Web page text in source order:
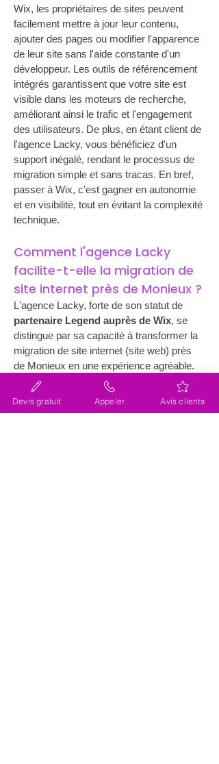
Wix, les propriétaires de sites peuvent
facilement mettre à jour leur contenu,
ajouter des pages ou modifier l'apparence
de leur site sans l'aide constante d'un
développeur. Les outils de référencement
intégrés garantissent que votre site est
visible dans les moteurs de recherche,
améliorant ainsi le trafic et l'engagement
des utilisateurs. De plus, en étant client de
l'agence Lacky, vous bénéficiez d'un
support inégalé, rendant le processus de
migration simple et sans tracas. En bref,
passer à Wix, c'est gagner en autonomie
et en visibilité, tout en évitant la complexité
technique.
Comment l'agence Lacky
facilite-t-elle la migration de
site internet près de Monieux ?
L'agence Lacky, forte de son statut de
partenaire Legend auprès de Wix, se
distingue par sa capacité à transformer la
migration de site internet (site web) près
de Monieux en une expérience agréable.
Elle offre une prise en charge complète du
processus, de l'évaluation initiale des
besoins à la mise en œuvre finale. En
Devis gratuit Appeler Avis clients